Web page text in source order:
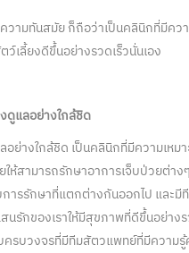
วามทันสมัย ก็ถือว่าเป็นคลินิกที่มีคว
เลี้ยงดีขึ้นอย่างรวดเร็วนั่นเอง
ดูแลอย่างใกล้ชิด
างใกล้ชิด เป็นคลินิกที่มีความเหม
ให้สามารถรักษาอาการเจ็บป่วยต่
ารรักษาที่แตกต่างกันออกไป และ
รักของเราให้มีสุขภาพที่ดีขึ้นอย่าง
รบวงจรที่มีทีมสัตวแพทย์ที่มีความรู้